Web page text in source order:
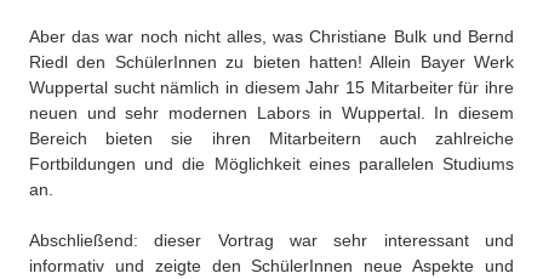
Aber das war noch nicht alles, was Christiane Bulk und Bernd
Riedl den SchülerInnen zu bieten hatten! Allein Bayer Werk
Wuppertal sucht nämlich in diesem Jahr 15 Mitarbeiter für ihre
neuen und sehr modernen Labors in Wuppertal. In diesem
Bereich bieten sie ihren Mitarbeitern auch zahlreiche
Fortbildungen und die Möglichkeit eines parallelen Studiums
an.
Abschließend: dieser Vortrag war sehr interessant und
informativ und zeigte den SchülerInnen neue Aspekte und